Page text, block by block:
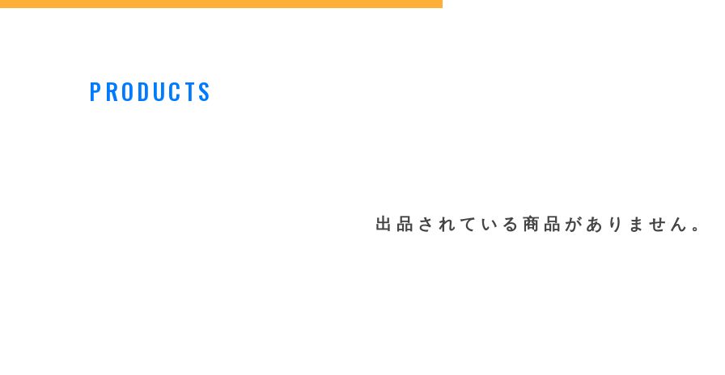
PRODUCTS
出品されている商品がありません。